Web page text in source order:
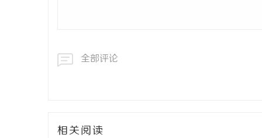
全部评论
相关阅读